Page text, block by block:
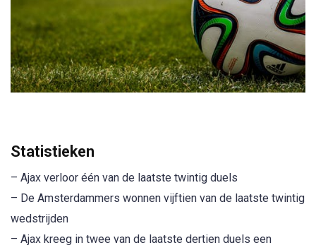
Statistieken
– Ajax verloor één van de laatste twintig duels
– De Amsterdammers wonnen vijftien van de laatste twintig
wedstrijden
– Ajax kreeg in twee van de laatste dertien duels een